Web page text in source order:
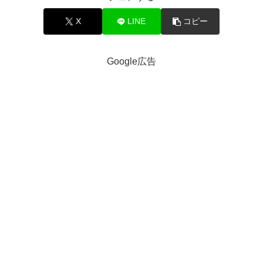
X LINE コピー
Google広告